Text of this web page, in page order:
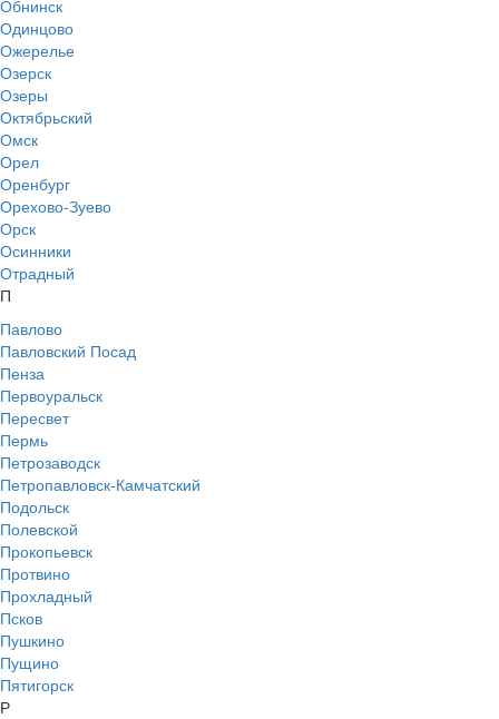
Обнинск
Одинцово
Ожерелье
Озерск
Озеры
Октябрьский
Омск
Орел
Оренбург
Орехово-Зуево
Орск
Осинники
Отрадный
П
Павлово
Павловский Посад
Пенза
Первоуральск
Пересвет
Пермь
Петрозаводск
Петропавловск-Камчатский
Подольск
Полевской
Прокопьевск
Протвино
Прохладный
Псков
Пушкино
Пущино
Пятигорск
Р